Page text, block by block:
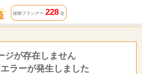
保険プランナー 228名
ジが存在しません
ラーが発生しました